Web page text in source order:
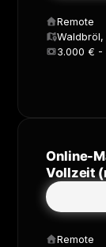
Remote
3.000 € -
Online-
Vollzeit
Remote